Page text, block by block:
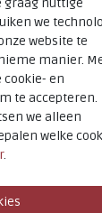
we
website te
manier.
cookie- en
te accepteren.
we alleen
welke
.